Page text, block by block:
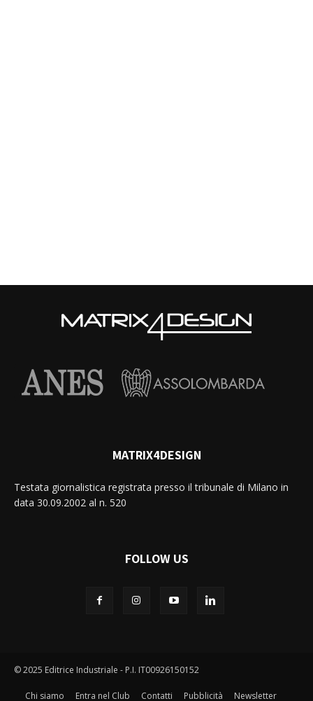
MATRIX4DESIGN
Testata giornalistica registrata presso il tribunale di Milano in
data 30.09.2002 al n. 520
FOLLOW US
© 2025 Editrice Industriale - P.I. IT00926150152
Chi siamo Entra nel Club Contatti Pubblicità Newsletter